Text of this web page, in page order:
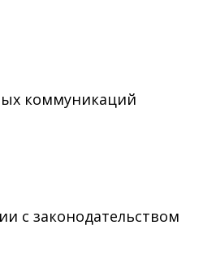
коммуникаций
с законодательством